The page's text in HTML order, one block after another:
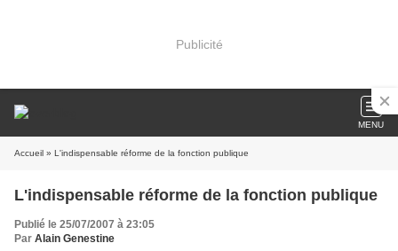
Publicité
MENU
Accueil » L'indispensable réforme de la fonction publique
L'indispensable réforme de la fonction publique
Publié le 25/07/2007 à 23:05
Par Alain Genestine